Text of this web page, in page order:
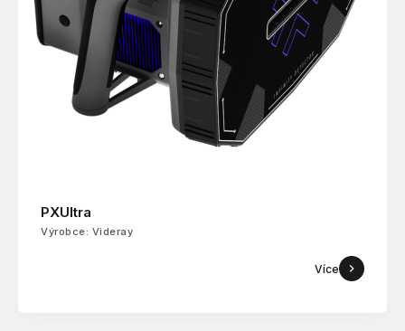
PXUltra
Výrobce: Videray
Více